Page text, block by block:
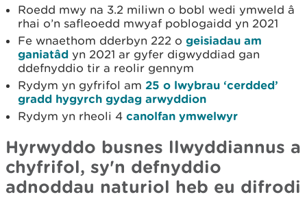
Roedd mwy na 3.2 miliwn o bobl wedi ymweld â
rhai o’n safleoedd mwyaf poblogaidd yn 2021
Fe wnaethom dderbyn 222 o geisiadau am
ganiatâd yn 2021 ar gyfer digwyddiad gan
ddefnyddio tir a reolir gennym
Rydym yn gyfrifol am 25 o lwybrau ‘cerdded’
gradd hygyrch gydag arwyddion
Rydym yn rheoli 4 canolfan ymwelwyr
Hyrwyddo busnes llwyddiannus a
chyfrifol, sy'n defnyddio
adnoddau naturiol heb eu difrodi